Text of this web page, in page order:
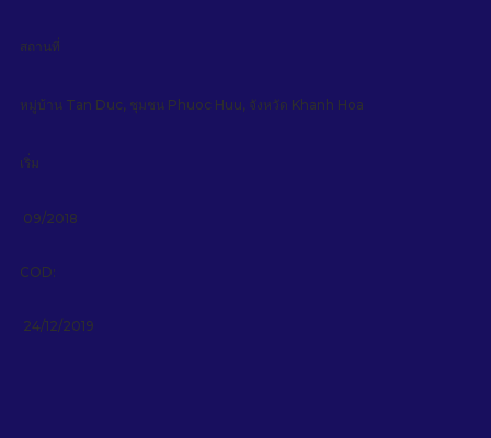
สถานที่
หมู่บ้าน Tan Duc, ชุมชน Phuoc Huu, จังหวัด Khanh Hoa
เริ่ม
09/2018
COD:
24/12/2019